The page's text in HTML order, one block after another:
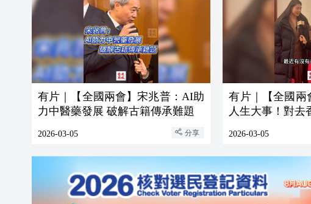
有片｜【全國兩會】宋兆普：AI助
力中醫藥發展 破解古籍傳承難題
2026-03-05 分享
有片｜【全國兩
人生大事！對去
2026-03-05